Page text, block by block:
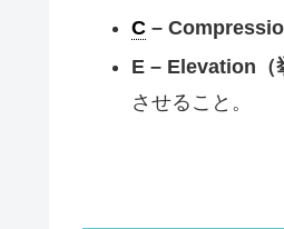
C–
E – Elevation（
させること。